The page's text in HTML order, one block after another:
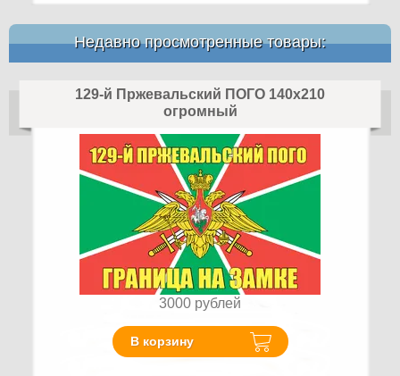
Недавно просмотренные товары:
129-й Пржевальский ПОГО 140х210
огромный
3000 рублей
В корзину